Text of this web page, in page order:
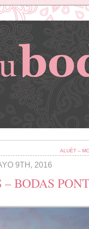
ALUÈT –
9TH, 2016
– BODAS